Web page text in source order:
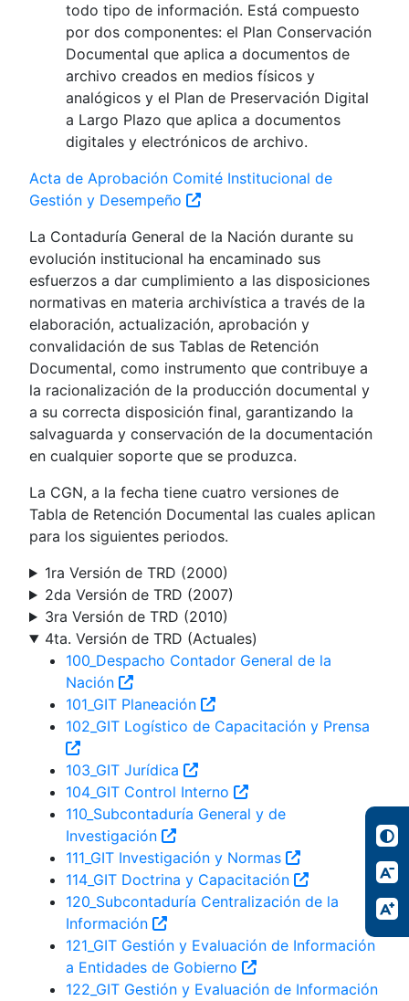
todo tipo de información. Está compuesto
por dos componentes: el Plan Conservación
Documental que aplica a documentos de
archivo creados en medios físicos y
analógicos y el Plan de Preservación Digital
a Largo Plazo que aplica a documentos
digitales y electrónicos de archivo.
Acta de Aprobación Comité Institucional de
Gestión y Desempeño
La Contaduría General de la Nación durante su
evolución institucional ha encaminado sus
esfuerzos a dar cumplimiento a las disposiciones
normativas en materia archivística a través de la
elaboración, actualización, aprobación y
convalidación de sus Tablas de Retención
Documental, como instrumento que contribuye a
la racionalización de la producción documental y
a su correcta disposición final, garantizando la
salvaguarda y conservación de la documentación
en cualquier soporte que se produzca.
La CGN, a la fecha tiene cuatro versiones de
Tabla de Retención Documental las cuales aplican
para los siguientes periodos.
1ra Versión de TRD (2000)
2da Versión de TRD (2007)
3ra Versión de TRD (2010)
4ta. Versión de TRD (Actuales)
100_Despacho Contador General de la
Nación
101_GIT Planeación
102_GIT Logístico de Capacitación y Prensa
103_GIT Jurídica
104_GIT Control Interno
110_Subcontaduría General y de
Investigación
111_GIT Investigación y Normas
114_GIT Doctrina y Capacitación
120_Subcontaduría Centralización de la
Información
121_GIT Gestión y Evaluación de Información
a Entidades de Gobierno
122_GIT Gestión y Evaluación de Información